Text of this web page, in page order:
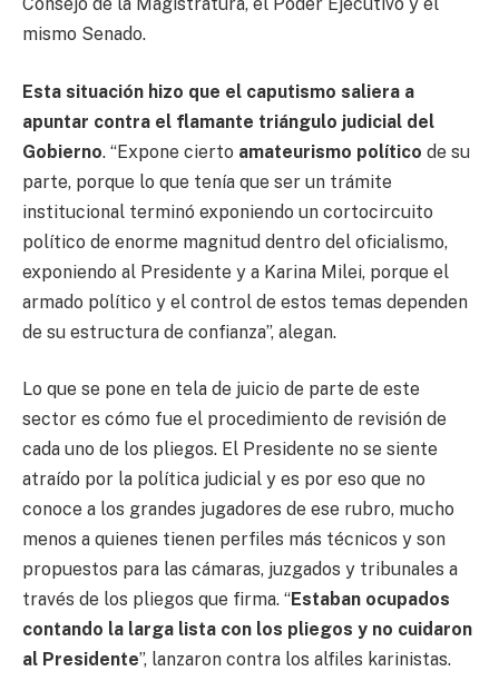
mismo Senado.
Esta situación hizo que el caputismo saliera a
apuntar contra el flamante triángulo judicial del
Gobierno. “Expone cierto amateurismo político de su
parte, porque lo que tenía que ser un trámite
institucional terminó exponiendo un cortocircuito
político de enorme magnitud dentro del oficialismo,
exponiendo al Presidente y a Karina Milei, porque el
armado político y el control de estos temas dependen
de su estructura de confianza”, alegan.
Lo que se pone en tela de juicio de parte de este
sector es cómo fue el procedimiento de revisión de
cada uno de los pliegos. El Presidente no se siente
atraído por la política judicial y es por eso que no
conoce a los grandes jugadores de ese rubro, mucho
menos a quienes tienen perfiles más técnicos y son
propuestos para las cámaras, juzgados y tribunales a
través de los pliegos que firma. “Estaban ocupados
contando la larga lista con los pliegos y no cuidaron
al Presidente”, lanzaron contra los alfiles karinistas.